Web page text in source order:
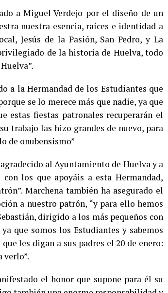
a Miguel Verdejo por el diseño de un
nuestra esencia, raíces e identidad a
Jesús de la Pasión, San Pedro, y La
de la historia de Huelva, todo
a la Hermandad de los Estudiantes que
se lo merece más que nadie, ya que
estas fiestas patronales recuperarán el
trabajo las hizo grandes de nuevo, para
de onubensismo”
al Ayuntamiento de Huelva y a
los que apoyáis a esta Hermandad,
Marchena también ha asegurado el
a nuestro patrón, “y para ello hemos
dirigido a los más pequeños con
que somos los Estudiantes y sabemos
les digan a sus padres el 20 de enero:
verlo”.
el honor que supone para él su